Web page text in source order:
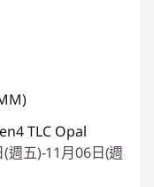
TLC Opal
週五)-11月06日(週